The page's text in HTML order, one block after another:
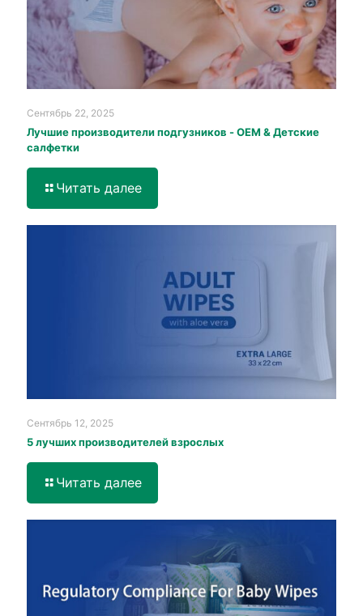
Сентябрь 22, 2025
Лучшие производители подгузников - OEM & Детские
салфетки
Читать далее
Сентябрь 12, 2025
5 лучших производителей взрослых
Читать далее